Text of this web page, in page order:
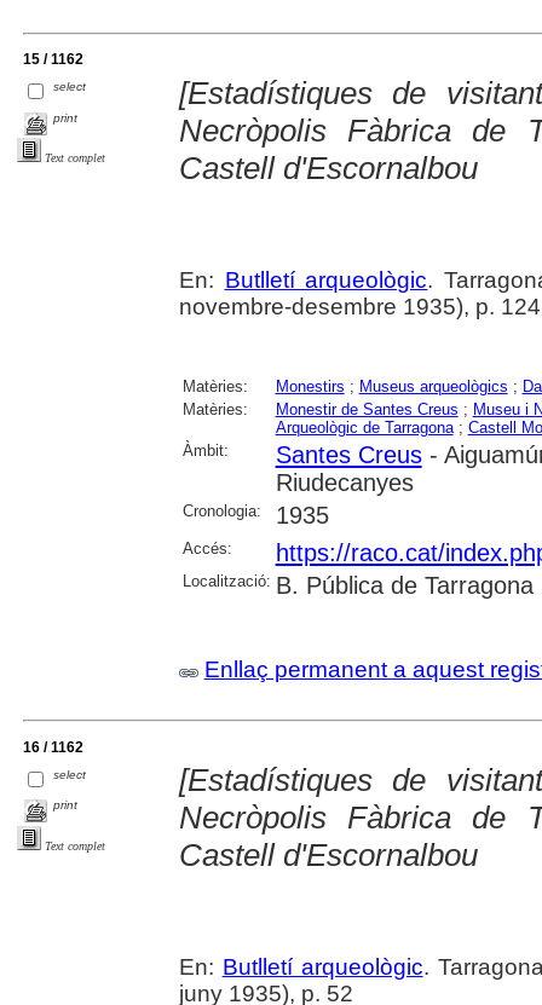
15 / 1162
select
print
Text complet
[Estadístiques de
Necròpolis Fàbrica de
Castell d'Escornalbou
En: Butlletí arqueològic.
novembre-desembre 1935), p. 124
Matèries: Monestirs ; Museus arqueològics ;
Matèries:
Monestir de Santes Creus ; Museu i
Arqueològic de Tarragona; Castell
Àmbit:
Santes Creus-
Riudecanyes
Cronologia: 1935
Accés: https://raco.cat/
Localització: B. Pública de Tarragona
Enllaç permanent a aquest
16 / 1162
select
print
Text complet
[Estadístiques de
Necròpolis Fàbrica de
Castell d'Escornalbou
En: Butlletí arqueològic.
juny 1935), p. 52